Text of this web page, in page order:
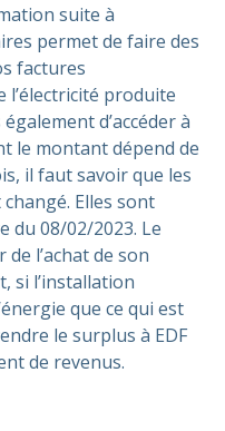
suite à
permet de faire des
factures
l’électricité produite
d’accéder à
le montant dépend de
il faut savoir que les
Elles sont
du 08/02/2023. Le
l’achat de son
si l’installation
que ce qui est
le surplus à EDF
de revenus.